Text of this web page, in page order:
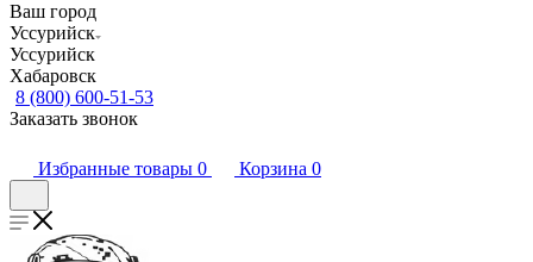
Ваш город
Уссурийск
Уссурийск
Хабаровск
8 (800) 600-51-53
Заказать звонок
Избранные товары 0 Корзина 0